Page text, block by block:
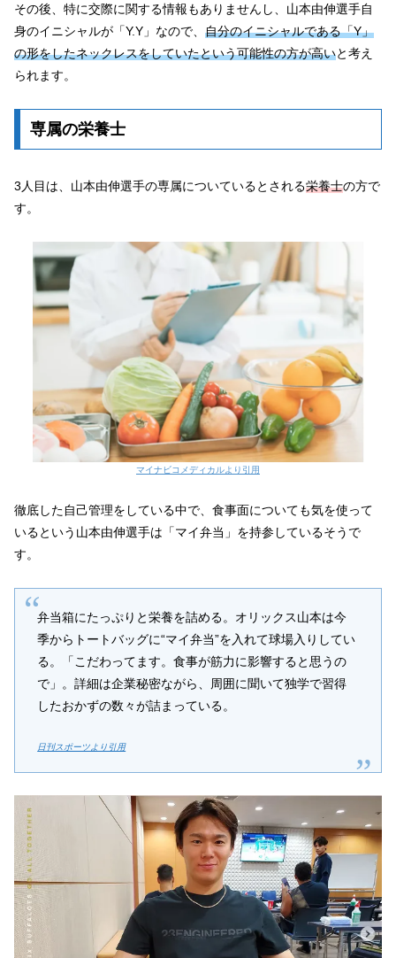
その後、特に交際に関する情報もありませんし、山本由伸選手自
身のイニシャルが「Y.Y」なので、 自分のイニシャルである「Y」
の形をしたネックレスをしていたという可能性の方が高いと考え
られます。
専属の栄養士
3人目は、山本由伸選手の専属についているとされる栄養士の方で
す。
マイナビコメディカルより引用
徹底した自己管理をしている中で、食事面についても気を使って
いるという山本由伸選手は「マイ弁当」を持参しているそうで
す。
弁当箱にたっぷりと栄養を詰める。オリックス山本は今
季からトートバッグに“マイ弁当”を入れて球場入りしてい
る。「こだわってます。食事が筋力に影響すると思うの
で」。詳細は企業秘密ながら、周囲に聞いて独学で習得
したおかずの数々が詰まっている。
日刊スポーツより引用